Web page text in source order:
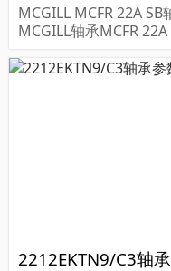
MCGILL MCFR 22A
MCGILL轴承MCFR